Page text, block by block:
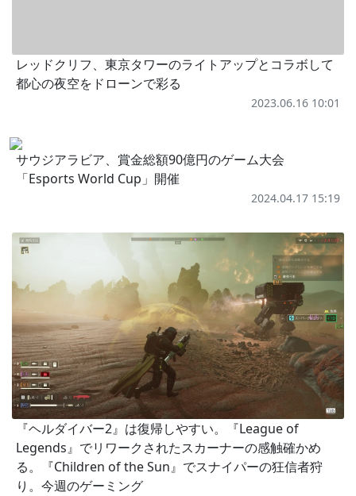
レッドクリフ、東京タワーのライトアップとコラボして
都心の夜空をドローンで彩る
2023.06.16 10:01
サウジアラビア、賞金総額90億円のゲーム大会
「Esports World Cup」開催
2024.04.17 15:19
『ヘルダイバー2』は復帰しやすい。『League of
Legends』でリワークされたスカーナーの感触確かめ
る。『Children of the Sun』でスナイパーの狂信者狩
り。今週のゲーミング